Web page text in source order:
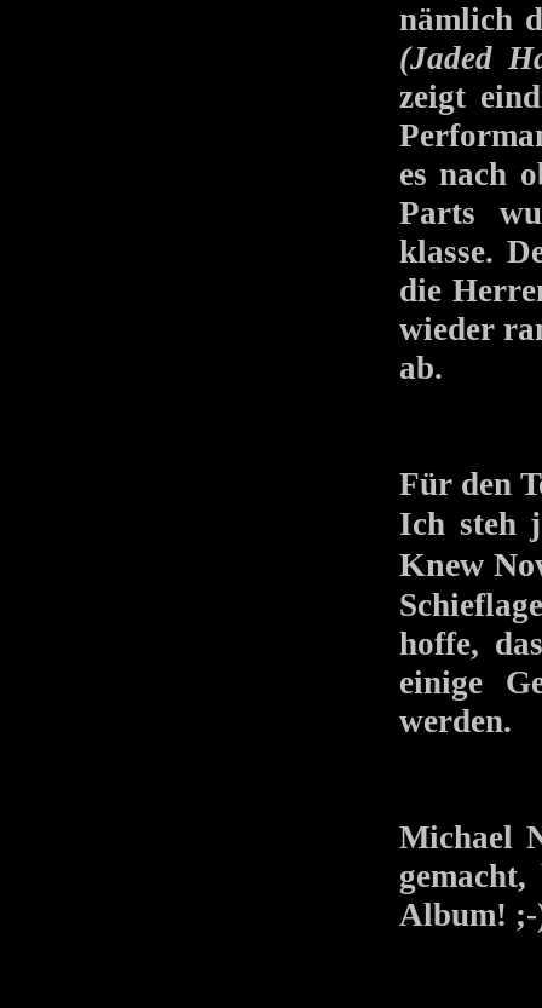
nämlich
(Jaded
zeigt
es nach
Parts
klasse.
die
wieder
ab.
Für den
Ich steh
Knew
hoffe,
einige
werden.
Michael
Album!